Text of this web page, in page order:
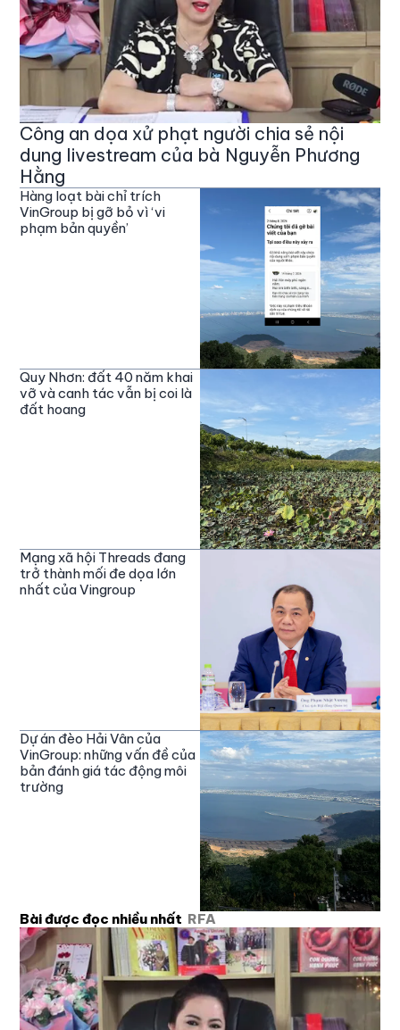
Công an dọa xử phạt người chia sẻ nội
dung livestream của bà Nguyễn Phương
Hằng
Hàng loạt bài chỉ trích
VinGroup bị gỡ bỏ vì ‘vi
phạm bản quyền’
Quy Nhơn: đất 40 năm khai
vỡ và canh tác vẫn bị coi là
đất hoang
Mạng xã hội Threads đang
trở thành mối đe dọa lớn
nhất của Vingroup
Dự án đèo Hải Vân của
VinGroup: những vấn đề của
bản đánh giá tác động môi
trường
Bài được đọc nhiều nhất RFA